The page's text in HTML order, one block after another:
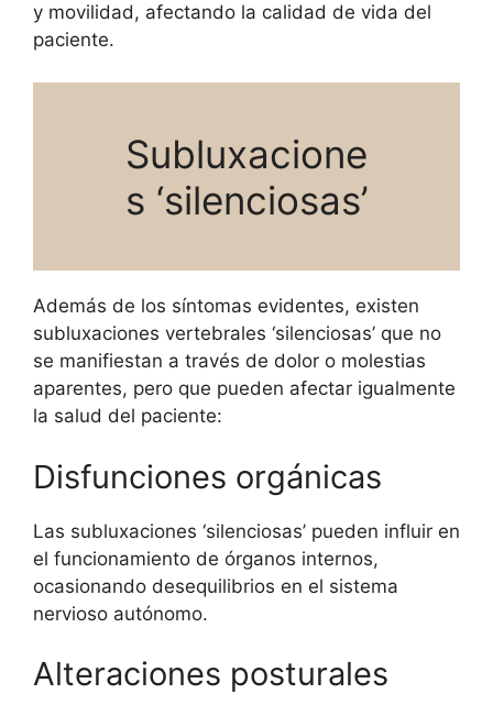
y movilidad, afectando la calidad de vida del
paciente.
Subluxacione
s ‘silenciosas’
Además de los síntomas evidentes, existen
subluxaciones vertebrales ‘silenciosas’ que no
se manifiestan a través de dolor o molestias
aparentes, pero que pueden afectar igualmente
la salud del paciente:
Disfunciones orgánicas
Las subluxaciones ‘silenciosas’ pueden influir en
el funcionamiento de órganos internos,
ocasionando desequilibrios en el sistema
nervioso autónomo.
Alteraciones posturales